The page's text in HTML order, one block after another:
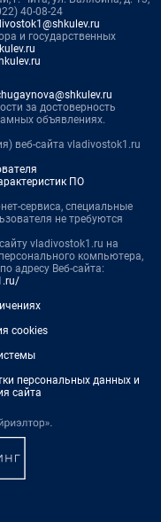
40-08-24
и государственных
за достоверность
объявлениях.
веб-сайта vladivostok1.ru
ПО
сервиса, специальные
не требуются
vladivostok1.ru на
компьютера,
адресу Веб-сайта:
cookies
персональных данных и
сайта